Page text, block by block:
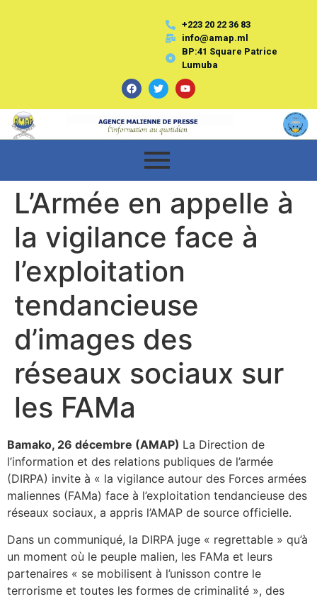
+223 20 22 36 83
info@amap.ml
BP:41 Square Patrice
Lumuba
L’Armée en appelle à
la vigilance face à
l’exploitation
tendancieuse
d’images des
réseaux sociaux sur
les FAMa
Bamako, 26 décembre (AMAP) La Direction de
l’information et des relations publiques de l’armée
(DIRPA) invite à « la vigilance autour des Forces armées
maliennes (FAMa) face à l’exploitation tendancieuse des
réseaux sociaux, a appris l’AMAP de source officielle.
Dans un communiqué, la DIRPA juge « regrettable » qu’à
un moment où le peuple malien, les FAMa et leurs
partenaires « se mobilisent à l’unisson contre le
terrorisme et toutes les formes de criminalité », des